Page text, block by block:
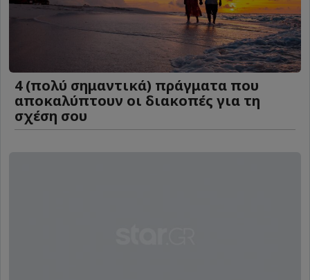
4 (πολύ σημαντικά) πράγματα που
αποκαλύπτουν οι διακοπές για τη
σχέση σου